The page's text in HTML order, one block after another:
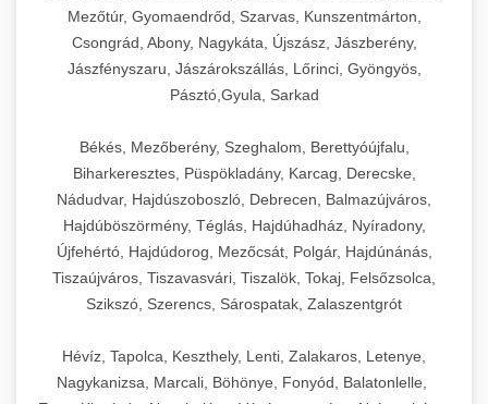
Mezőtúr, Gyomaendrőd, Szarvas, Kunszentmárton,
Csongrád, Abony, Nagykáta, Újszász, Jászberény,
Jászfényszaru, Jászárokszállás, Lőrinci, Gyöngyös,
Pásztó,Gyula, Sarkad
Békés, Mezőberény, Szeghalom, Berettyóújfalu,
Biharkeresztes, Püspökladány, Karcag, Derecske,
Nádudvar, Hajdúszoboszló, Debrecen, Balmazújváros,
Hajdúböszörmény, Téglás, Hajdúhadház, Nyíradony,
Újfehértó, Hajdúdorog, Mezőcsát, Polgár, Hajdúnánás,
Tiszaújváros, Tiszavasvári, Tiszalök, Tokaj, Felsőzsolca,
Szikszó, Szerencs, Sárospatak, Zalaszentgrót
Hévíz, Tapolca, Keszthely, Lenti, Zalakaros, Letenye,
Nagykanizsa, Marcali, Böhönye, Fonyód, Balatonlelle,